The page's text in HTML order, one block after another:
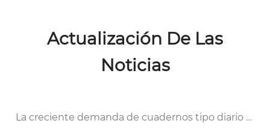
Actualización De Las
Noticias
La creciente demanda de cuadernos tipo diario encuadernados en cuero personalizados: una tendencia atemporal